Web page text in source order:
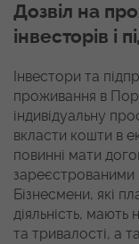
Дозвіл на
інвесторів і
Інвестори та
проживання в
індивідуальну
вкласти кошти в
повинні мати
зареєстрованими
Бізнесмени, які
діяльність, мають
та тривалості, а